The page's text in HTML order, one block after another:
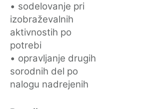
• sodelovanje pri
izobraževalnih
aktivnostih po
potrebi
• opravljanje drugih
sorodnih del po
nalogu nadrejenih